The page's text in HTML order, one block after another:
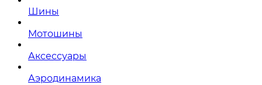
Шины
Мотошины
Аксессуары
Аэродинамика